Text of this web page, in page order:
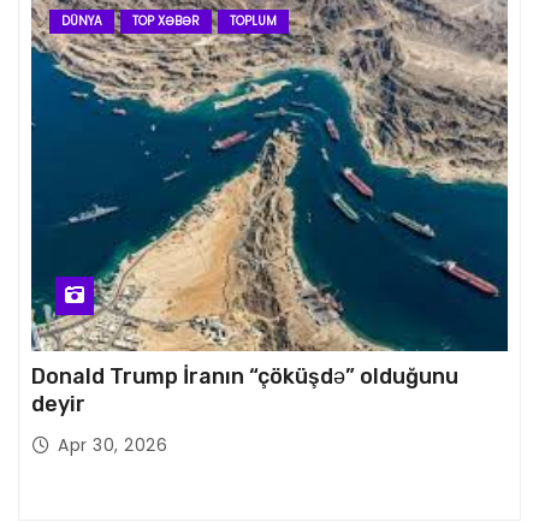
DÜNYA TOP XƏBƏR TOPLUM
Donald Trump İranın “çöküşdə” olduğunu
deyir
Apr 30, 2026